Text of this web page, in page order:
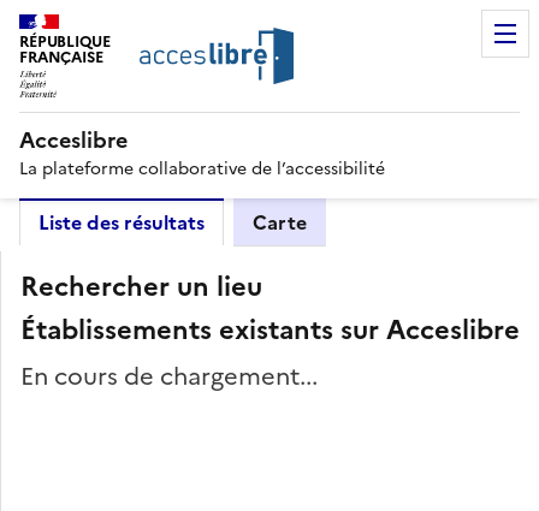
RÉPUBLIQUE
FRANÇAISE
Acceslibre
La plateforme collaborative de l’accessibilité
Liste des résultats Carte
Rechercher un lieu
Établissements existants sur Acceslibre
En cours de chargement...